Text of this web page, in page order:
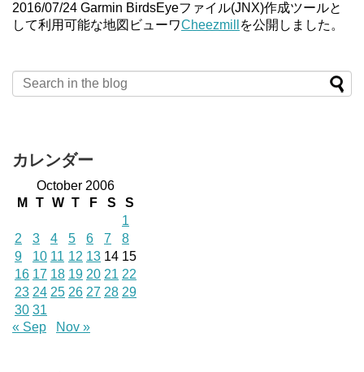
2016/07/24 Garmin BirdsEyeファイル(JNX)作成ツールと
して利用可能な地図ビューワCheezmill を公開しました。
カレンダー
October 2006
M
T W T F S
S
1
2
3 4 5 6 7
8
9
10 11 12 13 14 15
16 17 18 19 20 21 22
23 24 25 26 27 28 29
30 31
« Sep
Nov »